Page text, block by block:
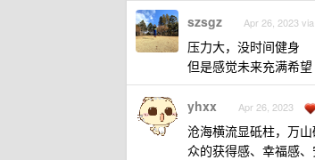
szsgz Apr 26, 2023
压力大，没时间健身
但是感觉未来充满希望
yhxx Apr 26, 2023
沧海横流显砥柱，万
众的获得感、幸福感